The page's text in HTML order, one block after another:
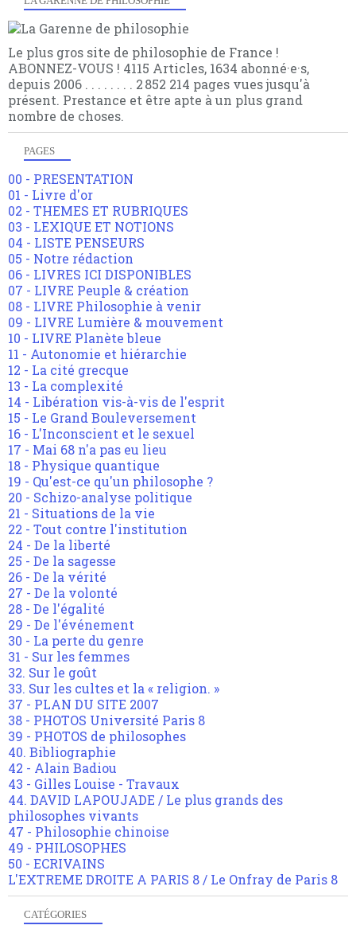
Le plus gros site de philosophie de France !
ABONNEZ-VOUS ! 4115 Articles, 1634 abonné·e·s,
depuis 2006 . . . . . . . . 2 852 214 pages vues jusqu'à
présent. Prestance et être apte à un plus grand
nombre de choses.
PAGES
00 - PRESENTATION
01 - Livre d'or
02 - THEMES ET RUBRIQUES
03 - LEXIQUE ET NOTIONS
04 - LISTE PENSEURS
05 - Notre rédaction
06 - LIVRES ICI DISPONIBLES
07 - LIVRE Peuple & création
08 - LIVRE Philosophie à venir
09 - LIVRE Lumière & mouvement
10 - LIVRE Planète bleue
11 - Autonomie et hiérarchie
12 - La cité grecque
13 - La complexité
14 - Libération vis-à-vis de l'esprit
15 - Le Grand Bouleversement
16 - L'Inconscient et le sexuel
17 - Mai 68 n'a pas eu lieu
18 - Physique quantique
19 - Qu'est-ce qu'un philosophe ?
20 - Schizo-analyse politique
21 - Situations de la vie
22 - Tout contre l'institution
24 - De la liberté
25 - De la sagesse
26 - De la vérité
27 - De la volonté
28 - De l'égalité
29 - De l'événement
30 - La perte du genre
31 - Sur les femmes
32. Sur le goût
33. Sur les cultes et la « religion. »
37 - PLAN DU SITE 2007
38 - PHOTOS Université Paris 8
39 - PHOTOS de philosophes
40. Bibliographie
42 - Alain Badiou
43 - Gilles Louise - Travaux
44. DAVID LAPOUJADE / Le plus grands des
philosophes vivants
47 - Philosophie chinoise
49 - PHILOSOPHES
50 - ECRIVAINS
L'EXTREME DROITE A PARIS 8 / Le Onfray de Paris 8
CATÉGORIES